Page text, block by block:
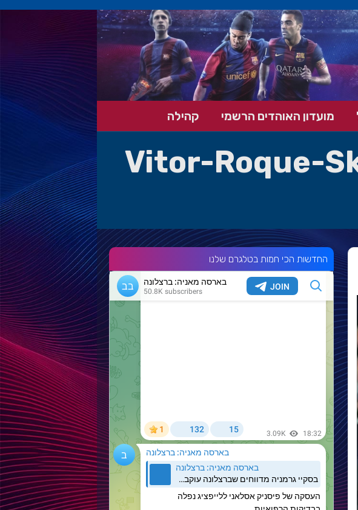
מועדון האוהדים הרשמי קהילה
Vitor-Roque-
החדשות הכי חמות בטלגרם שלנו